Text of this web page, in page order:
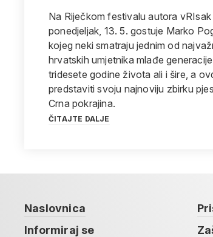
Na Riječkom festivalu autora vRIsak
ponedjeljak, 13. 5. gostuje Marko
kojeg neki smatraju jednim od
hrvatskih umjetnika mlađe
tridesete godine života ali i šire, a
predstaviti svoju najnoviju zbirku
Crna pokrajina.
ČITAJTE DALJE
Naslovnica
Informiraj se